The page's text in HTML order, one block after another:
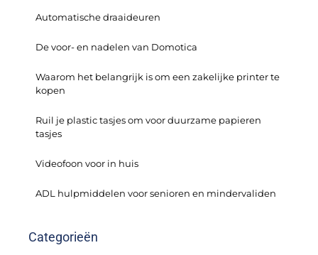
Automatische draaideuren
De voor- en nadelen van Domotica
Waarom het belangrijk is om een zakelijke printer te
kopen
Ruil je plastic tasjes om voor duurzame papieren
tasjes
Videofoon voor in huis
ADL hulpmiddelen voor senioren en mindervaliden
Categorieën